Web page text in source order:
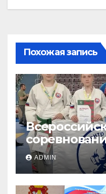
записям
Похожая запись
ADMIN